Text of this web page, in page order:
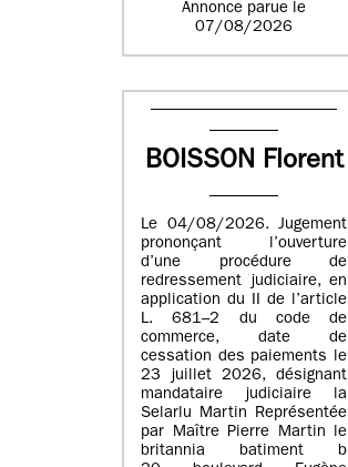
Annonce parue le
07/08/2026
BOISSON Florent
Le 04/08/2026. Jugement
prononçant l’ouverture
d’une procédure de
redressement judiciaire, en
application du II de l’article
L. 681–2 du code de
commerce, date de
cessation des paiements le
23 juillet 2026, désignant
mandataire judiciaire la
Selarlu Martin Représentée
par Maître Pierre Martin le
britannia batiment b